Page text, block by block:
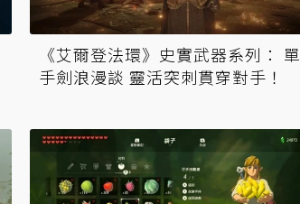
《艾爾登法環》史實武器系列： 單
手劍浪漫談 靈活突刺貫穿對手！